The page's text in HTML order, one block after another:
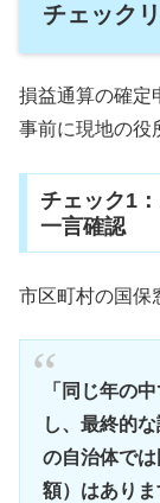
チェックリ
損益通算の確定
事前に現地の役
チェック1
一言確認
市区町村の国保
「同じ年の
し、最終的
の自治体で
額）はありま